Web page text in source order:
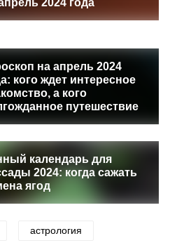
2024 года
на апрель 2024
кого ждет интересное
а кого
путешествие
календарь для
2024: когда сажать
ягод
астрология